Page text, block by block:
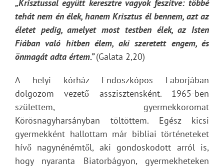
„Krisztussal együtt keresztre vagyok feszítve: többé
tehát nem én élek, hanem Krisztus él bennem, azt az
életet pedig, amelyet most testben élek, az Isten
Fiában való hitben élem, aki szeretett engem, és
önmagát adta értem.”(Galata 2,20)
A helyi kórház Endoszkópos Laborjában
dolgozom vezető asszisztensként. 1965-ben
születtem, gyermekkoromat
Körösnagyharsányban töltöttem. Egész kicsi
gyermekként hallottam már bibliai történeteket
hívő nagynénémtől, aki gondoskodott arról is,
hogy nyaranta Biatorbágyon, gyermekheteken